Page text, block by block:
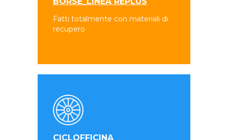
Fatti totalmente con materiali di
recupero
CICLOFFICINA